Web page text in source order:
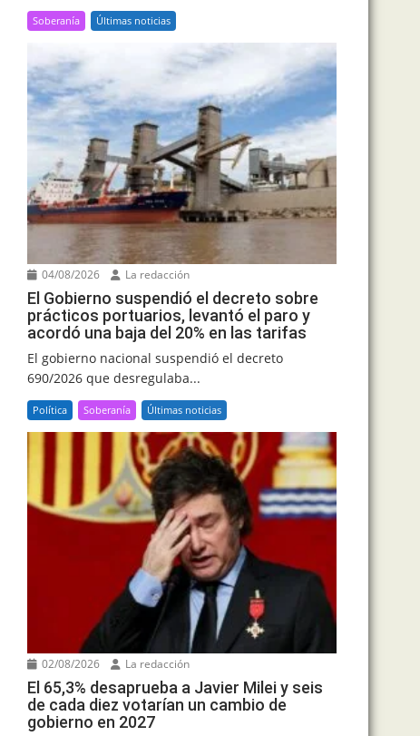
Soberanía Últimas noticias
04/08/2026 La redacción
El Gobierno suspendió el decreto sobre
prácticos portuarios, levantó el paro y
acordó una baja del 20% en las tarifas
El gobierno nacional suspendió el decreto
690/2026 que desregulaba...
Política Soberanía Últimas noticias
02/08/2026 La redacción
El 65,3% desaprueba a Javier Milei y seis
de cada diez votarían un cambio de
gobierno en 2027